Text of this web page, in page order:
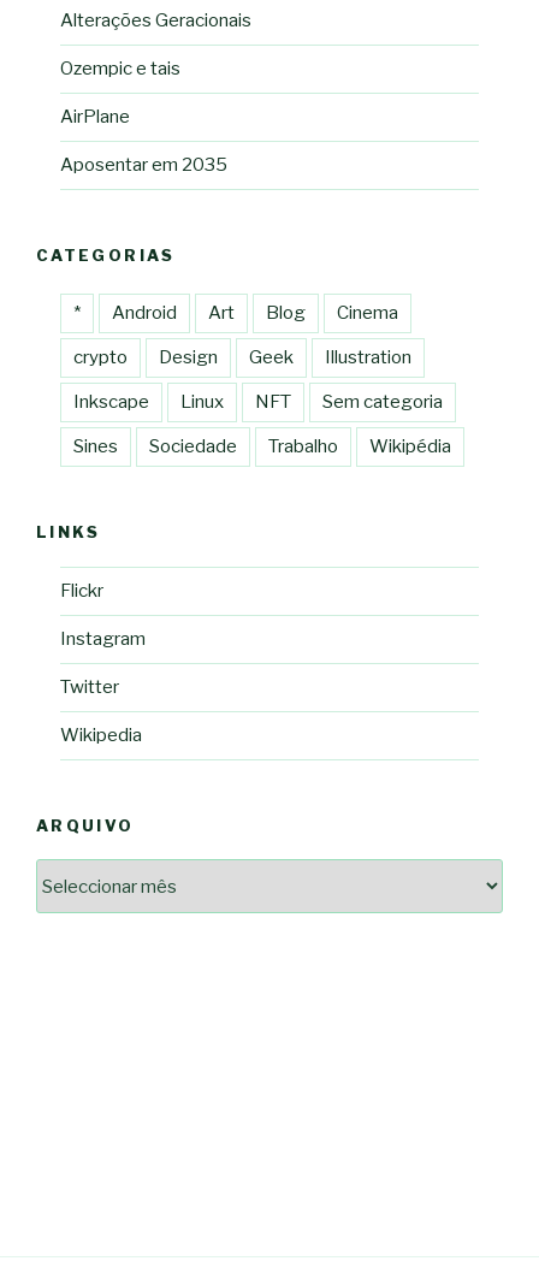
Alterações Geracionais
Ozempic e tais
AirPlane
Aposentar em 2035
CATEGORIAS
* Android Art Blog Cinema
crypto Design Geek Illustration
Inkscape Linux NFT Sem categoria
Sines Sociedade Trabalho Wikipédia
LINKS
Flickr
Instagram
Twitter
Wikipedia
ARQUIVO